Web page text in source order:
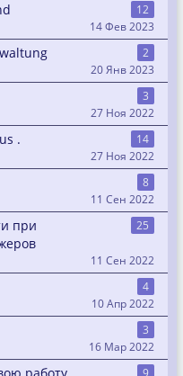
12
14 Фев 2023
2
20 Янв 2023
3
27 Ноя 2022
.
14
27 Ноя 2022
8
11 Сен 2022
при
25
11 Сен 2022
4
10 Апр 2022
3
16 Мар 2022
9